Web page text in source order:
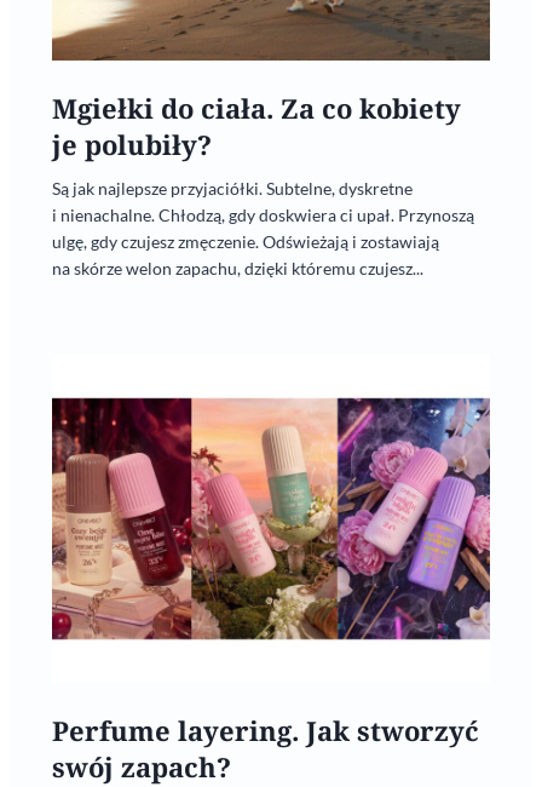
Mgiełki do ciała. Za co kobiety
je polubiły?
Są jak najlepsze przyjaciółki. Subtelne, dyskretne
i nienachalne. Chłodzą, gdy doskwiera ci upał. Przynoszą
ulgę, gdy czujesz zmęczenie. Odświeżają i zostawiają
na skórze welon zapachu, dzięki któremu czujesz...
Perfume layering. Jak stworzyć
swój zapach?